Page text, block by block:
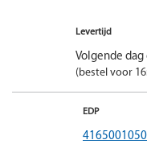
Levertijd
Volgende
(bestel voor
EDP